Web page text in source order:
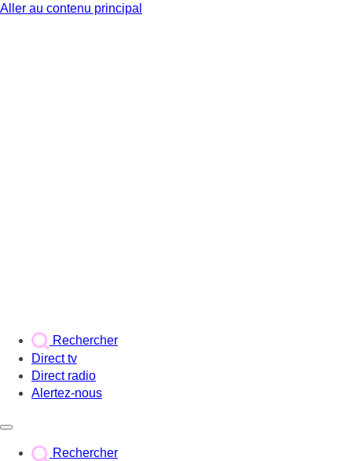
Aller au contenu principal
Rechercher
Direct tv
Direct radio
Alertez-nous
Rechercher